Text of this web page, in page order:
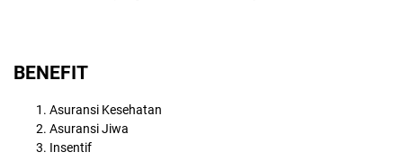
BENEFIT
Asuransi Kesehatan
Asuransi Jiwa
Insentif